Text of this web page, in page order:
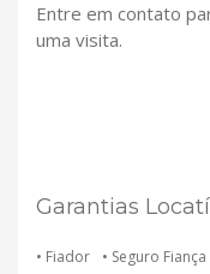
Entre em contato
uma visita.
Garantias
• Fiador • Seguro Fiança